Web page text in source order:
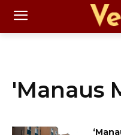
'Manaus